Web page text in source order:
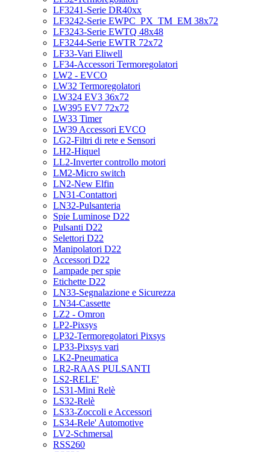
LF3241-Serie DR40xx
LF3242-Serie EWPC_PX_TM_EM 38x72
LF3243-Serie EWTQ 48x48
LF3244-Serie EWTR 72x72
LF33-Vari Eliwell
LF34-Accessori Termoregolatori
LW2 - EVCO
LW32 Termoregolatori
LW324 EV3 36x72
LW395 EV7 72x72
LW33 Timer
LW39 Accessori EVCO
LG2-Filtri di rete e Sensori
LH2-Hiquel
LL2-Inverter controllo motori
LM2-Micro switch
LN2-New Elfin
LN31-Contattori
LN32-Pulsanteria
Spie Luminose D22
Pulsanti D22
Selettori D22
Manipolatori D22
Accessori D22
Lampade per spie
Etichette D22
LN33-Segnalazione e Sicurezza
LN34-Cassette
LZ2 - Omron
LP2-Pixsys
LP32-Termoregolatori Pixsys
LP33-Pixsys vari
LK2-Pneumatica
LR2-RAAS PULSANTI
LS2-RELE'
LS31-Mini Relè
LS32-Relè
LS33-Zoccoli e Accessori
LS34-Rele' Automotive
LV2-Schmersal
RSS260